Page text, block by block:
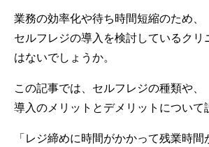
業務の効率化や待ち時間短縮のため、
セルフレジの導入を検討しているクリ
はないでしょうか。
この記事では、セルフレジの種類や、
導入のメリットとデメリットについて
「レジ締めに時間がかかって残業時間